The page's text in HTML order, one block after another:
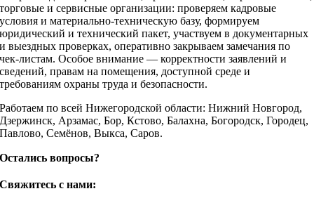
торговые и сервисные организации: проверяем кадровые
условия и материально‑техническую базу, формируем
юридический и технический пакет, участвуем в документарных
и выездных проверках, оперативно закрываем замечания по
чек‑листам. Особое внимание — корректности заявлений и
сведений, правам на помещения, доступной среде и
требованиям охраны труда и безопасности.
Работаем по всей Нижегородской области: Нижний Новгород,
Дзержинск, Арзамас, Бор, Кстово, Балахна, Богородск, Городец,
Павлово, Семёнов, Выкса, Саров.
Остались вопросы?
Свяжитесь с нами: